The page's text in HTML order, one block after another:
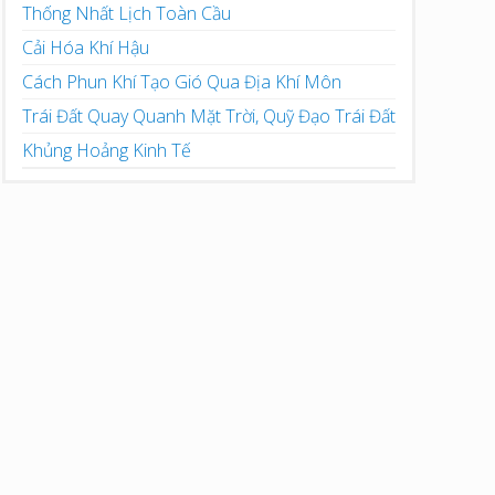
Thống Nhất Lịch Toàn Cầu
Cải Hóa Khí Hậu
Cách Phun Khí Tạo Gió Qua Địa Khí Môn
Trái Đất Quay Quanh Mặt Trời, Quỹ Đạo Trái Đất
Khủng Hoảng Kinh Tế